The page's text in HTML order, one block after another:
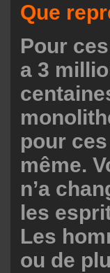
Que
Pour
a 3
pour
même.
n’a
les
Les
ou de